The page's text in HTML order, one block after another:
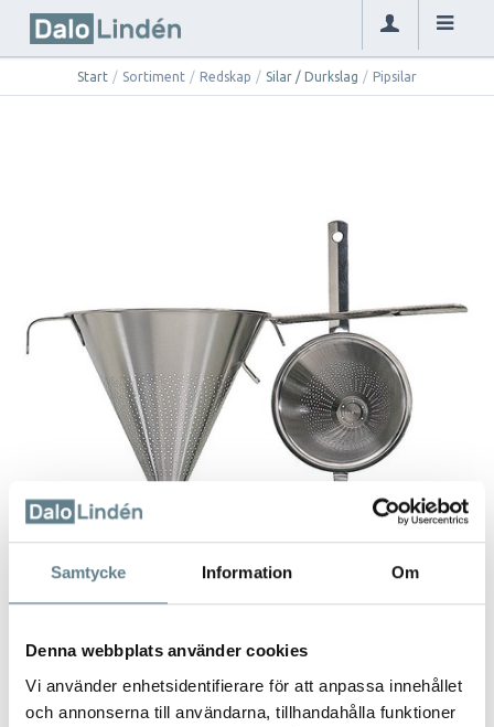
Samtycke Information Om
Denna webbplats använder cookies
Vi använder enhetsidentifierare för att anpassa innehållet
och annonserna till användarna, tillhandahålla funktioner
Start / Sortiment / Redskap / Silar / Durkslag / Pipsilar
Pipsilar
E-5150